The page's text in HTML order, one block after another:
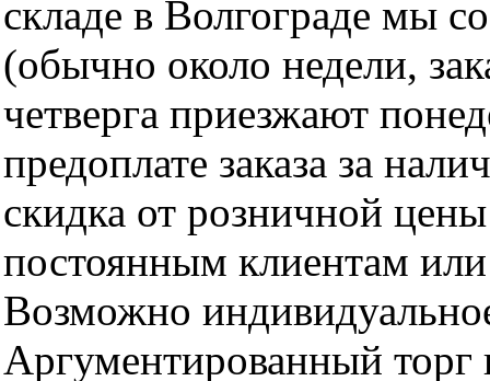
складе в Волгограде мы
(обычно около недели,
четверга приезжают
предоплате заказа за
скидка от розничной
постоянным клиентам
Возможно
Аргументированный торг